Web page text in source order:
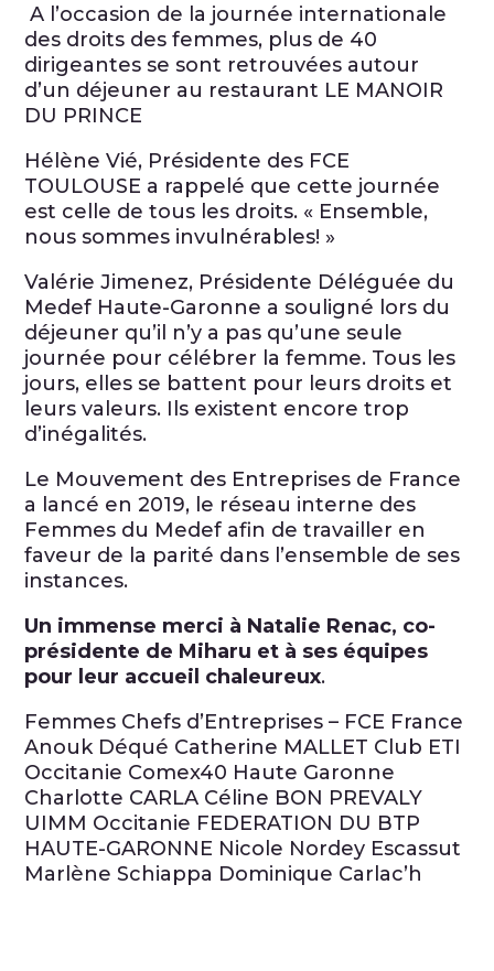
A l’occasion de la journée internationale
des droits des femmes, plus de 40
dirigeantes se sont retrouvées autour
d’un déjeuner au restaurant LE MANOIR
DU PRINCE
Hélène Vié, Présidente des FCE
TOULOUSE a rappelé que cette journée
est celle de tous les droits. « Ensemble,
nous sommes invulnérables! »
Valérie Jimenez, Présidente Déléguée du
Medef Haute-Garonne a souligné lors du
déjeuner qu’il n’y a pas qu’une seule
journée pour célébrer la femme. Tous les
jours, elles se battent pour leurs droits et
leurs valeurs. Ils existent encore trop
d’inégalités.
Le Mouvement des Entreprises de France
a lancé en 2019, le réseau interne des
Femmes du Medef afin de travailler en
faveur de la parité dans l’ensemble de ses
instances.
Un immense merci à Natalie Renac, co-
présidente de Miharu et à ses équipes
pour leur accueil chaleureux.
Femmes Chefs d’Entreprises – FCE France
Anouk Déqué Catherine MALLET Club ETI
Occitanie Comex40 Haute Garonne
Charlotte CARLA Céline BON PREVALY
UIMM Occitanie FEDERATION DU BTP
HAUTE-GARONNE Nicole Nordey Escassut
Marlène Schiappa Dominique Carlac’h